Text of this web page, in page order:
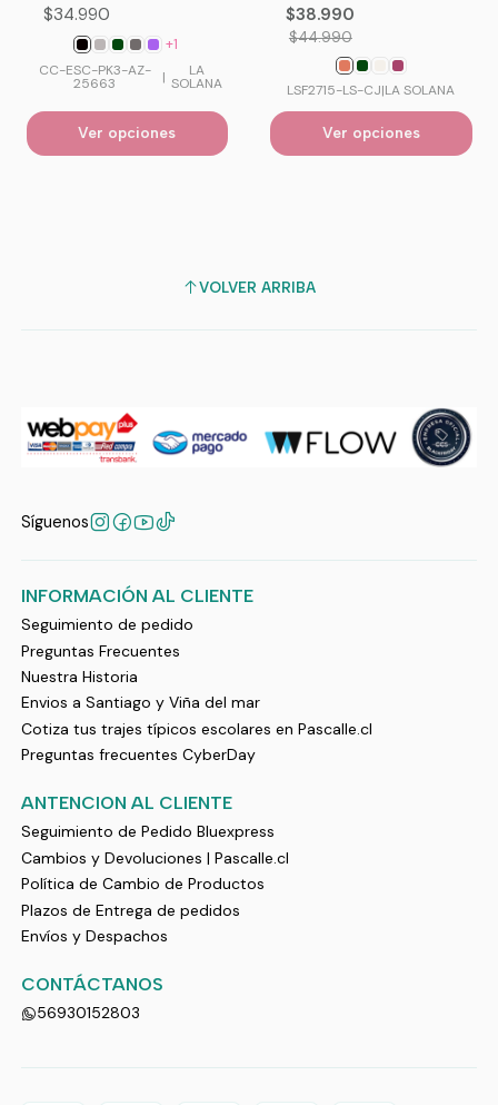
$34.990
+1
CC-ESC-PK3-AZ-
25663 | LA
SOLANA
Ver opciones
$38.990
$44.990
LSF2715-LS-CJ|LA SOLANA
Ver opciones
VOLVER ARRIBA
Síguenos
INFORMACIÓN AL CLIENTE
Seguimiento de pedido
Preguntas Frecuentes
Nuestra Historia
Envios a Santiago y Viña del mar
Cotiza tus trajes típicos escolares en Pascalle.cl
Preguntas frecuentes CyberDay
ANTENCION AL CLIENTE
Seguimiento de Pedido Bluexpress
Cambios y Devoluciones | Pascalle.cl
Política de Cambio de Productos
Plazos de Entrega de pedidos
Envíos y Despachos
CONTÁCTANOS
56930152803